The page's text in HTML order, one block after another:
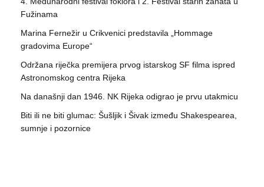
Fužinama
Marina Fernežir u Crikvenici predstavila „Hommage
gradovima Europe“
Održana riječka premijera prvog istarskog SF filma ispred
Astronomskog centra Rijeka
Na današnji dan 1946. NK Rijeka odigrao je prvu utakmicu
Biti ili ne biti glumac: Šušljik i Šivak između Shakespearea,
sumnje i pozornice